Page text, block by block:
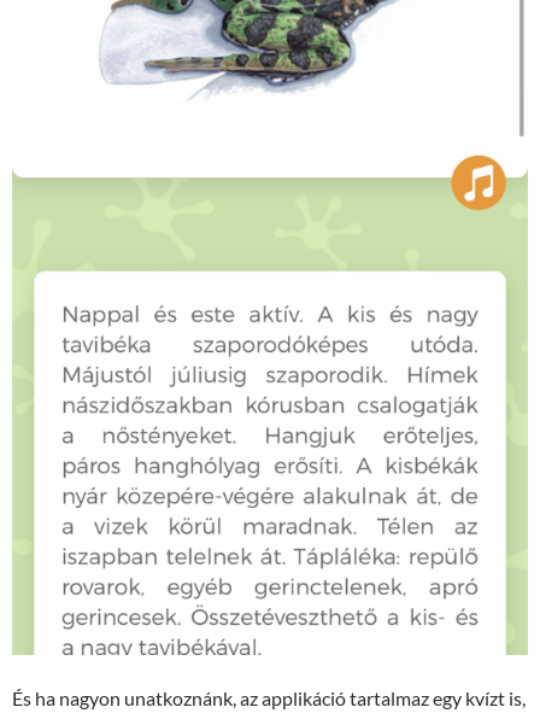
És ha nagyon unatkoznánk, az applikáció tartalmaz egy kvízt is,